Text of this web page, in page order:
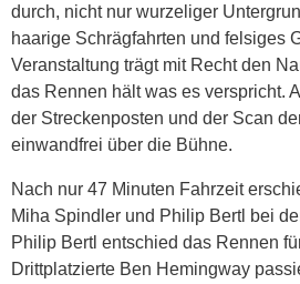
durch, nicht nur wurzeliger
haarige Schrägfahrten und felsiges
Veranstaltung trägt mit Recht den
das Rennen hält was es verspricht.
der Streckenposten und der Scan
einwandfrei über die Bühne.
Nach nur 47 Minuten Fahrzeit
Miha Spindler und Philip Bertl bei
Philip Bertl entschied das Rennen
Drittplatzierte Ben Hemingway